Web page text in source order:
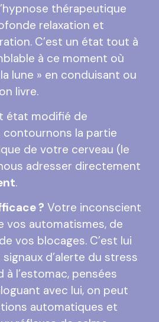
thérapeutique
relaxation et
C’est un état tout à
à ce moment où
lune » en conduisant ou
livre.
état modifié de
contournons la partie
de votre cerveau (le
adresser directement
.
? Votre inconscient
vos automatismes, de
vos blocages. C’est lui
d’alerte du stress
l’estomac, pensées
avec lui, on peut
automatiques et